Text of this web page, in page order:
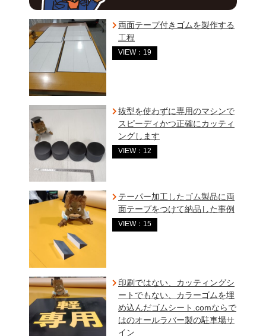
両面テープ付きゴムを製作する
工程
VIEW：19
抜型を使わずに専用のマシンで
スピーディかつ正確にカッティ
ングします
VIEW：12
テーパー加工したゴム製品に両
面テープをつけて納品した事例
VIEW：15
印刷ではない、カッティングシ
ートでもない、カラーゴムを埋
め込んだゴムシート.comならで
はのオールラバー製の駐車場サ
イン